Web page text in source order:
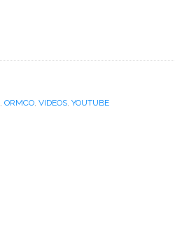
, ORMCO, VIDEOS, YOUTUBE